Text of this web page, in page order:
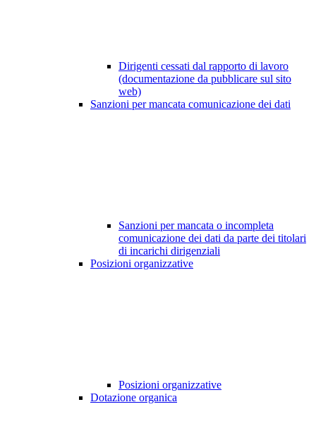
Dirigenti cessati dal rapporto di lavoro
(documentazione da pubblicare sul sito
web)
Sanzioni per mancata comunicazione dei dati
Sanzioni per mancata o incompleta
comunicazione dei dati da parte dei titolari
di incarichi dirigenziali
Posizioni organizzative
Posizioni organizzative
Dotazione organica